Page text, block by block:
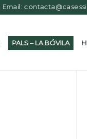
Email:
PALS – LA BÓVILA